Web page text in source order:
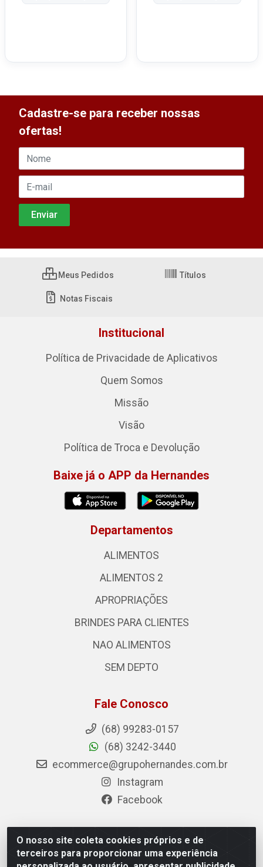
O nosso site coleta cookies próprios e de
terceiros para proporcionar uma experiência
Cadastre-se para receber nossas
ofertas!
Meus Pedidos Títulos
Notas Fiscais
Institucional
Política de Privacidade de Aplicativos
Quem Somos
Missão
Visão
Política de Troca e Devolução
Baixe já o APP da Hernandes
Departamentos
ALIMENTOS
ALIMENTOS 2
APROPRIAÇÕES
BRINDES PARA CLIENTES
NAO ALIMENTOS
SEM DEPTO
Fale Conosco
(68) 99283-0157
(68) 3242-3440
ecommerce@grupohernandes.com.br
Instagram
Facebook
Hernandes - Atacado e Distribuições - Rodovia
Transacreana, 2155 - Floresta Sul, Rio Branco/AC - CEP